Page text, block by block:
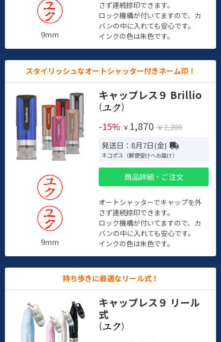
9mm
さず連続捺印できます。
ロック機構が付いてますので、カ
バンの中に入れても安心です。
インクの色は朱色です。
スタイリッシュなオートシャッター付きネーム印！
9mm
キャップレス９ Brillio
(
)
-15% ￥ 1,870 ￥2,200
発送日：8月7日(金)
ネコポス（郵便受けへお届け）
商品詳細・ご注文
オートシャッターでキャップを外
さず連続捺印できます。
ロック機構が付いてますので、カ
バンの中に入れても安心です。
インクの色は朱色です。
持ち歩きに最適なリール式！
キャップレス９ リール
式
(
)